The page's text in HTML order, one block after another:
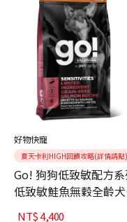
好物快寵
夏天卡利HIGH回饋攻略(詳情請點)
Go! 狗狗低致敏配方
低致敏鮭魚無穀全齡犬
22LB (狗主食、狗飼料)
NT$4,400